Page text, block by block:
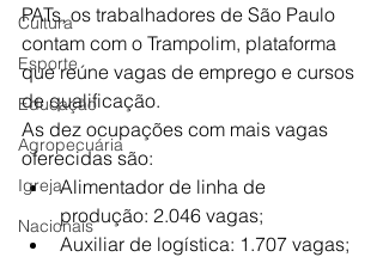
Cultura
Esporte
Educação
Agropecuária
Igreja
Nacionais
PATs, os trabalhadores de São Paulo
contam com o Trampolim, plataforma
que reúne vagas de emprego e cursos
de qualificação.
As dez ocupações com mais vagas
oferecidas são:
Alimentador de linha de
produção: 2.046 vagas;
Auxiliar de logística: 1.707 vagas;